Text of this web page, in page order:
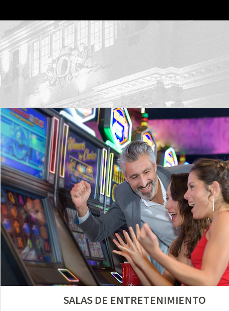
SALAS DE ENTRETENIMIENTO